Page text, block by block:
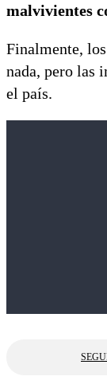
malvivientes
Finalmente,
nada, pero las
el país.